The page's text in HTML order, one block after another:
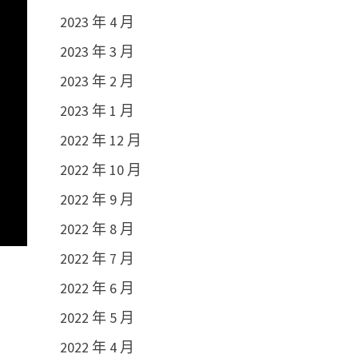
2023 年 4 月
2023 年 3 月
2023 年 2 月
2023 年 1 月
2022 年 12 月
2022 年 10 月
2022 年 9 月
2022 年 8 月
2022 年 7 月
2022 年 6 月
2022 年 5 月
2022 年 4 月